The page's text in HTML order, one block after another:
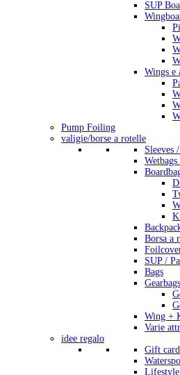
SUP
Wings e
Pump Foiling
valigie/borse a rotelle
Sleeves
Borsa a
SUP /
Bags
Gearbags
Wing +
Varie
idee regalo
Gift
Lifestyle